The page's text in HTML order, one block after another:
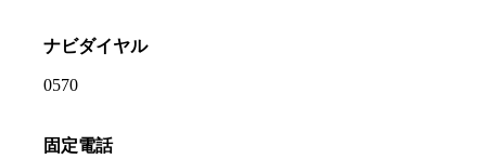
ナビダイヤル
0570
固定電話